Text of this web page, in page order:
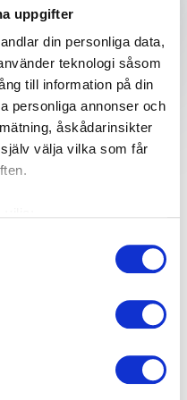
uppgifter
din personliga data,
teknologi såsom
till information på din
personliga annonser och
åskådarinsikter
välja vilka som får
på upp till flera meter
uppgifter
samtycke när som
boka en
klimatet
största utmaningarna i
företag och individer
Genom att boka en
och vad de
sin klimatpåverkan.